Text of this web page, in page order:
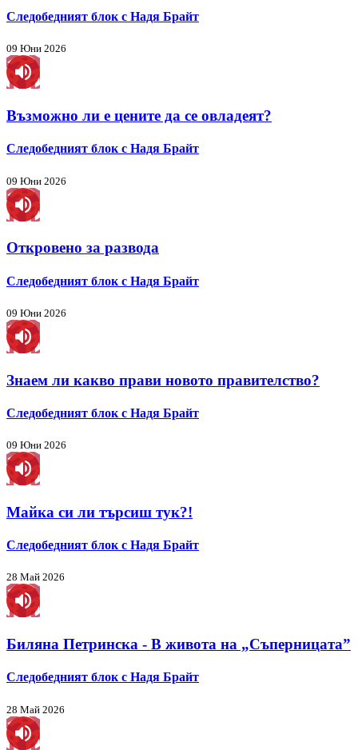
Следобедният блок с Надя Брайт
09 Юни 2026
Възможно ли е цените да се овладеят?
Следобедният блок с Надя Брайт
09 Юни 2026
Откровено за развода
Следобедният блок с Надя Брайт
09 Юни 2026
Знаем ли какво прави новото правителство?
Следобедният блок с Надя Брайт
09 Юни 2026
Майка си ли търсиш тук?!
Следобедният блок с Надя Брайт
28 Май 2026
Биляна Петринска - В живота на „Съперницата”
Следобедният блок с Надя Брайт
28 Май 2026